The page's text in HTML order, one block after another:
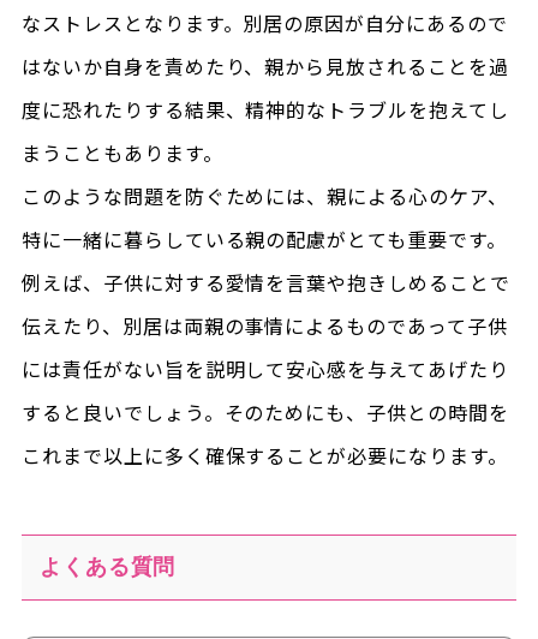
なストレスとなります。別居の原因が自分にあるので
はないか自身を責めたり、親から見放されることを過
度に恐れたりする結果、精神的なトラブルを抱えてし
まうこともあります。
このような問題を防ぐためには、親による心のケア、
特に一緒に暮らしている親の配慮がとても重要です。
例えば、子供に対する愛情を言葉や抱きしめることで
伝えたり、別居は両親の事情によるものであって子供
には責任がない旨を説明して安心感を与えてあげたり
すると良いでしょう。そのためにも、子供との時間を
これまで以上に多く確保することが必要になります。
よくある質問